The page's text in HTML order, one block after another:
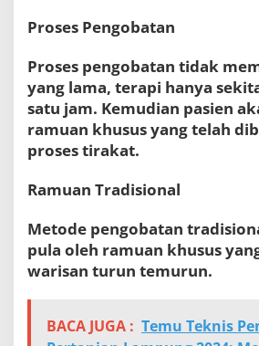
Proses Pengobatan
Proses pengobatan tidak
yang lama, terapi hanya
satu jam. Kemudian pasien
ramuan khusus yang telah
proses tirakat.
Ramuan Tradisional
Metode pengobatan
pula oleh ramuan khusus
warisan turun temurun.
BACA JUGA : Temu Teknis